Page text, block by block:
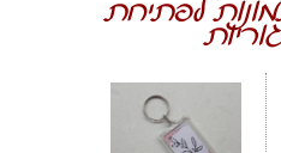
לפתיחת